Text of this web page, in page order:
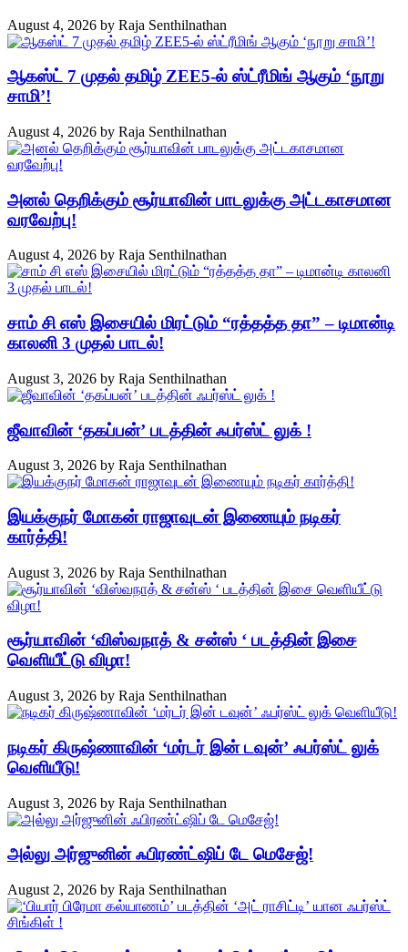
August 4, 2026 by Raja Senthilnathan
ஆகஸ்ட் 7 முதல் தமிழ் ZEE5-ல் ஸ்ட்ரீமிங் ஆகும் ‘நூறு
சாமி’!
August 4, 2026 by Raja Senthilnathan
அனல் தெறிக்கும் சூர்யாவின் பாடலுக்கு அட்டகாசமான
வரவேற்பு!
August 4, 2026 by Raja Senthilnathan
சாம் சி எஸ் இசையில் மிரட்டும் “ரத்தத்த தா” – டிமான்டி
காலனி 3 முதல் பாடல்!
August 3, 2026 by Raja Senthilnathan
ஜீவாவின் ‘தகப்பன்’ படத்தின் ஃபர்ஸ்ட் லுக் !
August 3, 2026 by Raja Senthilnathan
இயக்குநர் மோகன் ராஜாவுடன் இணையும் நடிகர்
கார்த்தி!
August 3, 2026 by Raja Senthilnathan
சூர்யாவின் ‘விஸ்வநாத் & சன்ஸ் ‘ படத்தின் இசை
வெளியீட்டு விழா!
August 3, 2026 by Raja Senthilnathan
நடிகர் கிருஷ்ணாவின் ‘மர்டர் இன் டவுன்’ ஃபர்ஸ்ட் லுக்
வெளியீடு!
August 3, 2026 by Raja Senthilnathan
அல்லு அர்ஜுனின் ஃபிரண்ட்ஷிப் டே மெசேஜ்!
August 2, 2026 by Raja Senthilnathan